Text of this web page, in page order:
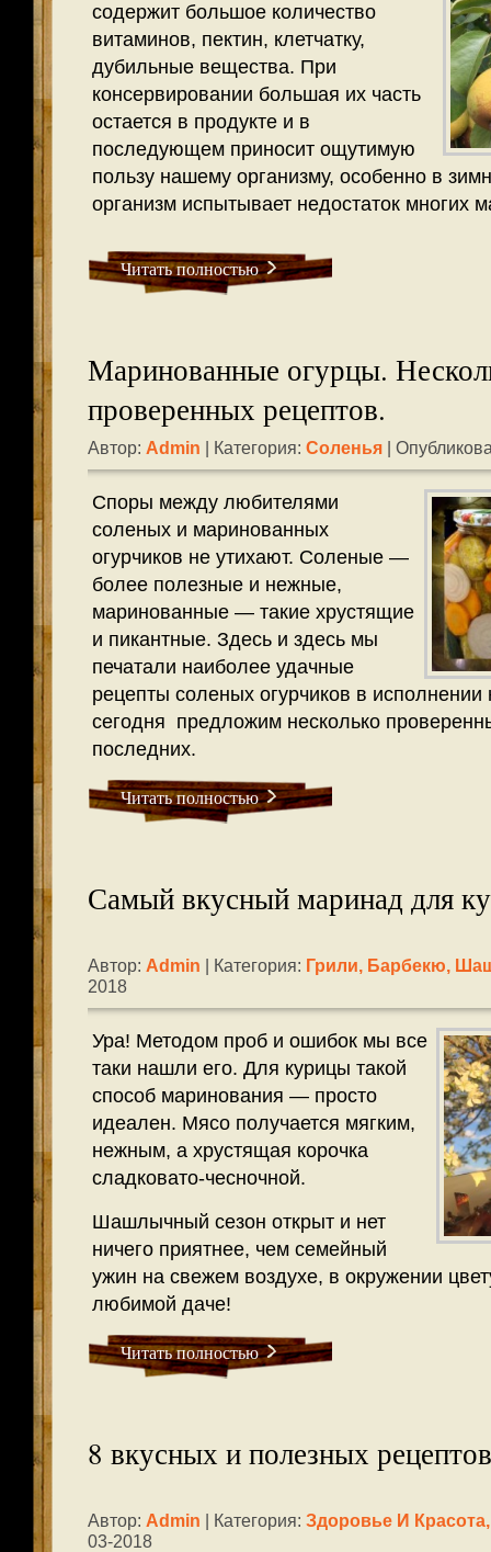
содержит большое количество
витаминов, пектин, клетчатку,
дубильные вещества. При
консервировании большая их часть
остается в продукте и в
последующем приносит ощутимую
пользу нашему организму, особенно в
организм испытывает недостаток многих
Читать полностью
Маринованные огурцы.
проверенных рецептов.
Автор: Admin | Категория: Соленья |
Споры между любителями
соленых и маринованных
огурчиков не утихают. Соленые —
более полезные и нежные,
маринованные — такие хрустящие
и пикантные. Здесь и здесь мы
печатали наиболее удачные
рецепты соленых огурчиков в
сегодня предложим несколько
последних.
Читать полностью
Самый вкусный маринад для
Автор: Admin | Категория: Грили, Барбекю,
2018
Ура! Методом проб и ошибок мы все
таки нашли его. Для курицы такой
способ маринования — просто
идеален. Мясо получается мягким,
нежным, а хрустящая корочка
сладковато-чесночной.
Шашлычный сезон открыт и нет
ничего приятнее, чем семейный
ужин на свежем воздухе, в окружении
любимой даче!
Читать полностью
8 вкусных и полезных
Автор: Admin | Категория: Здоровье И Красота
03-2018